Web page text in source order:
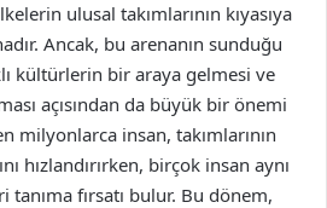
ulusal takımlarının kıyasıya
Ancak, bu arenanın sunduğu
kültürlerin bir araya gelmesi ve
açısından da büyük bir önemi
milyonlarca insan, takımlarının
hızlandırırken, birçok insan aynı
fırsatı bulur. Bu dönem,